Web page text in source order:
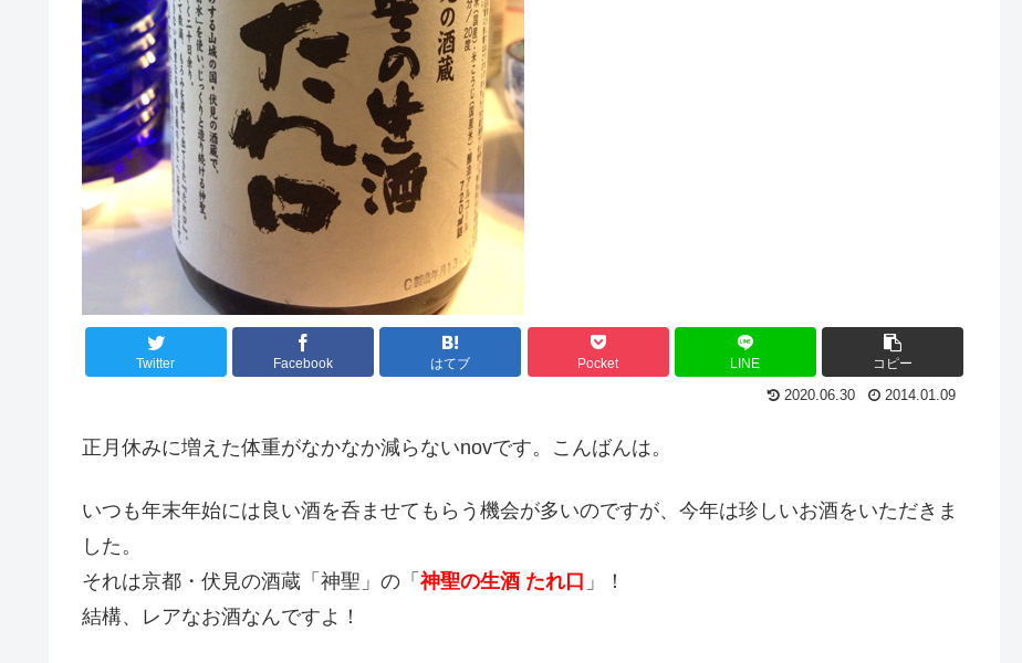
Twitter Facebook はてブ Pocket LINE コピー
2020.06.30 2014.01.09
正月休みに増えた体重がなかなか減らないnovです。こんばんは。
いつも年末年始には良い酒を呑ませてもらう機会が多いのですが、今年は珍しいお酒をいただきま
した。
それは京都・伏見の酒蔵「神聖」の「 神聖の生酒 たれ口 」！
結構、レアなお酒なんですよ！